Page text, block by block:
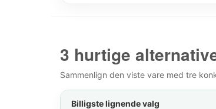
3 hurtige
Sammenlign den viste vare med tre
Billigste lignende valg